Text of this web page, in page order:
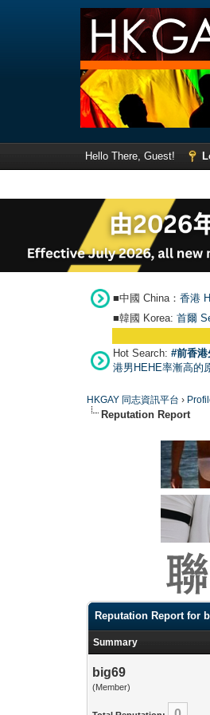
Hello There, Guest!
■中國 China： 香港
■韓國 Korea: 首爾
Hot Search: #前香
港男HEHE率漸高的
HKGAY 同志資訊平台 ›
Reputation Report
Reputation Report for
Summary
big69
(Member)